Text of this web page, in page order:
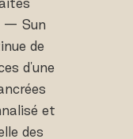
— Sun
de
d'une
et
des